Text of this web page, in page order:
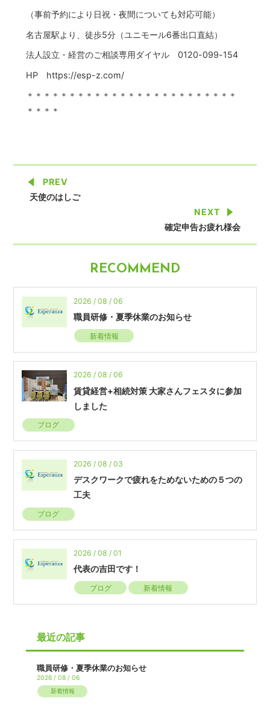
（事前予約により日祝・夜間についても対応可能）
名古屋駅より、徒歩5分（ユニモール6番出口直結）
法人設立・経営のご相談専用ダイヤル 0120-099-154
HP https://esp-z.com/
＊＊＊＊＊＊＊＊＊＊＊＊＊＊＊＊＊＊＊＊＊＊＊＊＊
＊＊＊＊
PREV
天使のはしご
NEXT
確定申告お疲れ様会
RECOMMEND
2026 / 08 / 06
職員研修・夏季休業のお知らせ
新着情報
2026 / 08 / 06
賃貸経営+相続対策 大家さんフェスタに参加
しました
ブログ
2026 / 08 / 03
デスクワークで疲れをためないための５つの
工夫
ブログ
2026 / 08 / 01
代表の吉田です！
ブログ 新着情報
最近の記事
職員研修・夏季休業のお知らせ
2026 / 08 / 06
新着情報